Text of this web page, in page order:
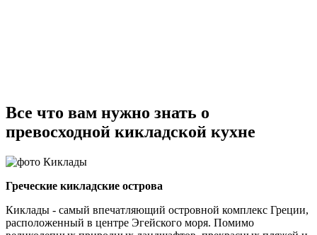
Все что вам нужно знать о
превосходной кикладской кухне
Греческие кикладские острова
Киклады - самый впечатляющий островной комплекс Греции,
расположенный в центре Эгейского моря. Помимо